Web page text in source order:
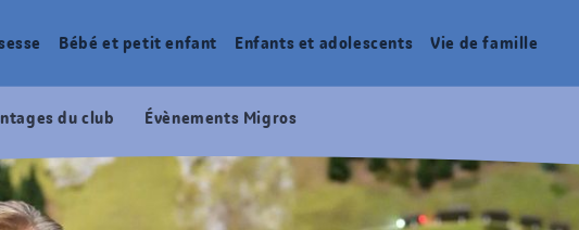
Bébé et petit enfant Enfants et adolescents Vie de famille
du club Évènements Migros